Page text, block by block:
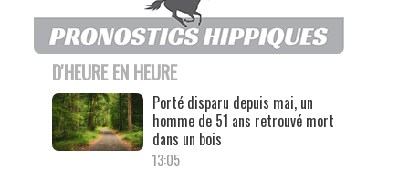
D'HEURE EN HEURE
Porté disparu depuis mai, un
homme de 51 ans retrouvé mort
dans un bois
13:05